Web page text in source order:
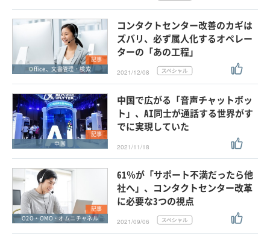
記事
Office、文書管理・検索
コンタクトセンター改善のカギは
ズバリ、必ず属人化するオペレー
ターの「あの工程」
2021/12/08
記事
中国
中国で広がる「音声チャットボッ
ト」、AI同士が通話する世界がす
でに実現していた
2021/11/18
記事
O2O・OMO・オムニチャネル
61％が「サポート不満だったら他
社へ」、コンタクトセンター改革
に必要な3つの視点
2021/09/06